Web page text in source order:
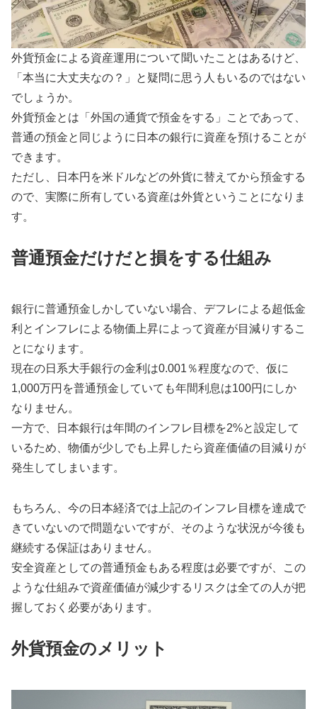
外貨預金による資産運用について聞いたことはあるけど、
「本当に大丈夫なの？」と疑問に思う人もいるのではない
でしょうか。
外貨預金とは「外国の通貨で預金をする」ことであって、
普通の預金と同じように日本の銀行に資産を預けることが
できます。
ただし、日本円を米ドルなどの外貨に替えてから預金する
ので、実際に所有している資産は外貨ということになりま
す。
普通預金だけだと損をする仕組み
銀行に普通預金しかしていない場合、デフレによる超低金
利とインフレによる物価上昇によって資産が目減りするこ
とになります。
現在の日系大手銀行の金利は0.001％程度なので、仮に
1,000万円を普通預金していても年間利息は100円にしか
なりません。
一方で、日本銀行は年間のインフレ目標を2%と設定して
いるため、物価が少しでも上昇したら資産価値の目減りが
発生してしまいます。
もちろん、今の日本経済では上記のインフレ目標を達成で
きていないので問題ないですが、そのような状況が今後も
継続する保証はありません。
安全資産としての普通預金もある程度は必要ですが、この
ような仕組みで資産価値が減少するリスクは全ての人が把
握しておく必要があります。
外貨預金のメリット